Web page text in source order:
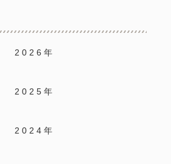
2026年
2025年
2024年